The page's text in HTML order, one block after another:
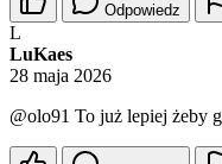
Odpowiedz
L
LuKaes
28 maja 2026
@olo91 To już lepiej żeby